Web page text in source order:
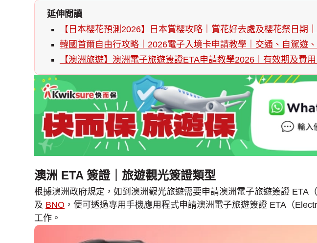
延伸閲讀
【日本櫻花預測2026】日本賞櫻攻略｜賞花好去處及櫻花祭日期
韓國首爾自由行攻略｜2026電子入境卡申請教學｜交通、自駕遊
【澳洲旅遊】澳洲電子旅遊簽證ETA申請教學2026｜有效期及費
澳洲 ETA 簽證｜旅遊觀光簽證類型
根據澳洲政府規定，如到澳洲觀光旅遊需要申請澳洲電子旅遊簽證 ETA
及 BNO ，便可透過專用手機應用程式申請澳洲電子旅遊簽證 ETA（
工作。